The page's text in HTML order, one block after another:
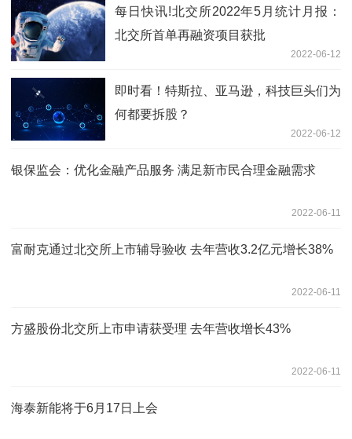
每日快讯!北交所2022年5月统计月报：
北交所首单再融资项目获批
2022-06-12
即时看！特斯拉、亚马逊，科技巨头们为
何都要拆股？
2022-06-12
银保监会：优化金融产品服务 满足新市民合理金融需求
2022-06-11
富耐克通过北交所上市辅导验收 去年营收3.2亿元增长38%
2022-06-11
方盛股份北交所上市申请获受理 去年营收增长43%
2022-06-11
海泰新能将于6月17日上会